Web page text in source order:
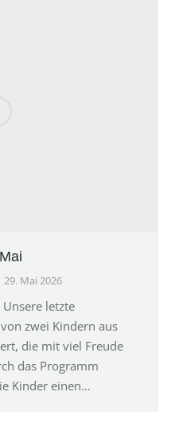
29. Mai 2026
letzte
zwei Kindern aus
die mit viel Freude
das Programm
Kinder einen…